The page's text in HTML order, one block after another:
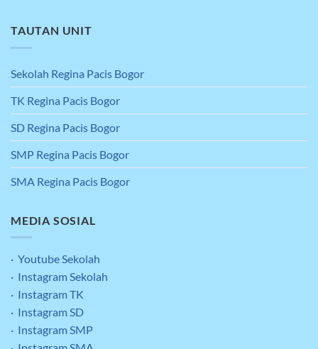
TAUTAN UNIT
Sekolah Regina Pacis Bogor
TK Regina Pacis Bogor
SD Regina Pacis Bogor
SMP Regina Pacis Bogor
SMA Regina Pacis Bogor
MEDIA SOSIAL
· Youtube Sekolah
· Instagram Sekolah
· Instagram TK
· Instagram SD
· Instagram SMP